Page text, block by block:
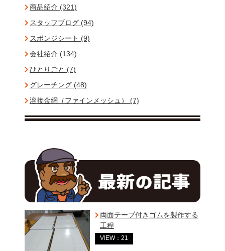
商品紹介 (321)
スタッフブログ (94)
スポンジシート (9)
会社紹介 (134)
ひとりごと (7)
グレーチング (48)
溶接金網（ファインメッシュ） (7)
両面テープ付きゴムを製作する
工程
VIEW：21